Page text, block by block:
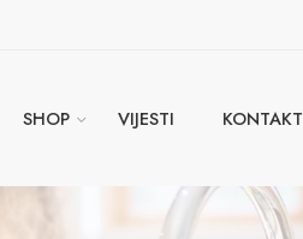
SHOP VIJESTI KONTAKT